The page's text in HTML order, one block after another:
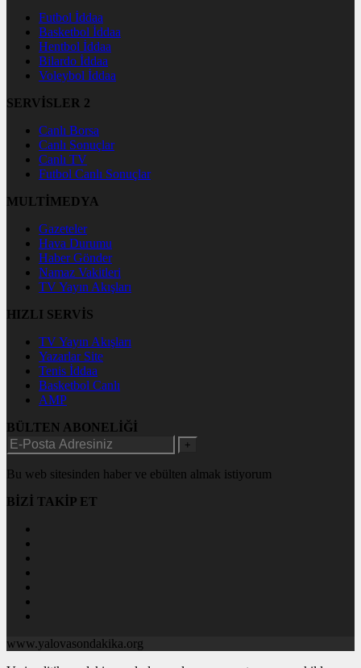
Futbol İddaa
Basketbol İddaa
Hentbol İddaa
Bilardo İddaa
Voleybol İddaa
SERVİSLER 2
Canlı Borsa
Canlı Sonuçlar
Canlı TV
Futbol Canlı Sonuçlar
MULTİMEDYA
Gazeteler
Hava Durumu
Haber Gönder
Namaz Vakitleri
TV Yayın Akışları
HIZLI SERVİS
TV Yayın Akışları
Yazarlar Site
Tenis İddaa
Basketbol Canlı
AMP
BÜLTEN ABONELİĞİ
+
Bu web sitesinden haber ve ebülten almak istiyorum
BİZİ TAKİP ET
www.yalovasondakika.org